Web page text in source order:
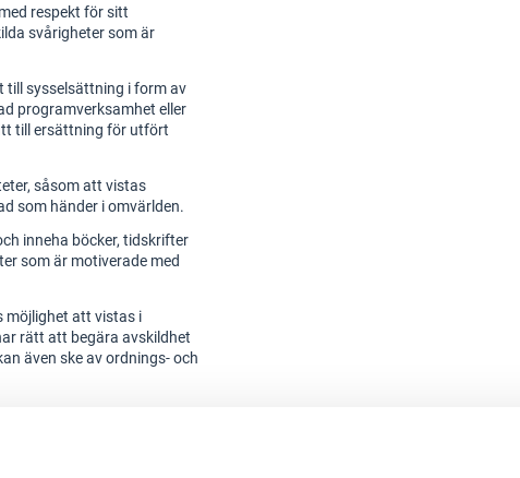
respekt för sitt
svårigheter som är
till sysselsättning i form av
programverksamhet eller
till ersättning för utfört
såsom att vistas
som händer i omvärlden.
inneha böcker, tidskrifter
som är motiverade med
möjlighet att vistas i
rätt att begära avskildhet
även ske av ordnings- och
besök och kommunicera
Dessa kontakter kan